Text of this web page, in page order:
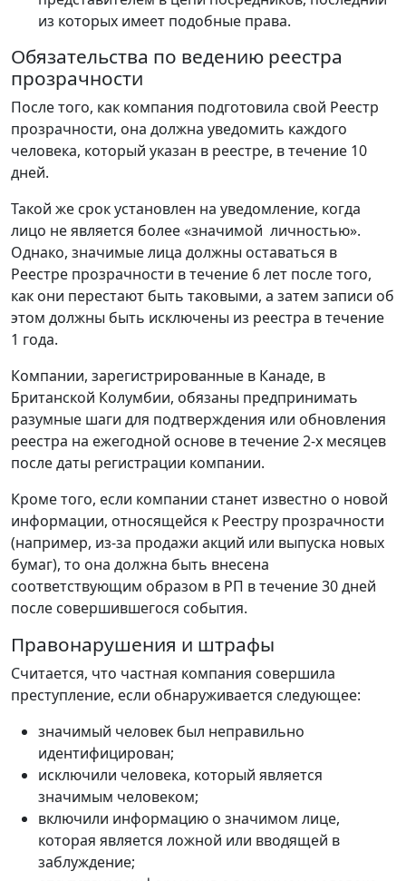
из которых имеет подобные права.
Обязательства по ведению реестра
прозрачности
После того, как компания подготовила свой Реестр
прозрачности, она должна уведомить каждого
человека, который указан в реестре, в течение 10
дней.
Такой же срок установлен на уведомление, когда
лицо не является более «значимой личностью».
Однако, значимые лица должны оставаться в
Реестре прозрачности в течение 6 лет после того,
как они перестают быть таковыми, а затем записи об
этом должны быть исключены из реестра в течение
1 года.
Компании, зарегистрированные в Канаде, в
Британской Колумбии, обязаны предпринимать
разумные шаги для подтверждения или обновления
реестра на ежегодной основе в течение 2-х месяцев
после даты регистрации компании.
Кроме того, если компании станет известно о новой
информации, относящейся к Реестру прозрачности
(например, из-за продажи акций или выпуска новых
бумаг), то она должна быть внесена
соответствующим образом в РП в течение 30 дней
после совершившегося события.
Правонарушения и штрафы
Считается, что частная компания совершила
преступление, если обнаруживается следующее:
значимый человек был неправильно
идентифицирован;
исключили человека, который является
значимым человеком;
включили информацию о значимом лице,
которая является ложной или вводящей в
заблуждение;